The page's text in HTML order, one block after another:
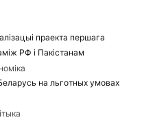
праекта першага
РФ і Пакістанам
на льготных умовах